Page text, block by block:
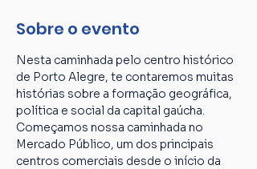
Sobre o evento
Nesta caminhada pelo centro histórico
de Porto Alegre, te contaremos muitas
histórias sobre a formação geográfica,
política e social da capital gaúcha.
Começamos nossa caminhada no
Mercado Público, um dos principais
centros comerciais desde o início da